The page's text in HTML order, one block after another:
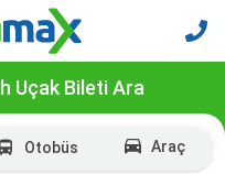
Uçak Bileti Ara
Otobüs Araç